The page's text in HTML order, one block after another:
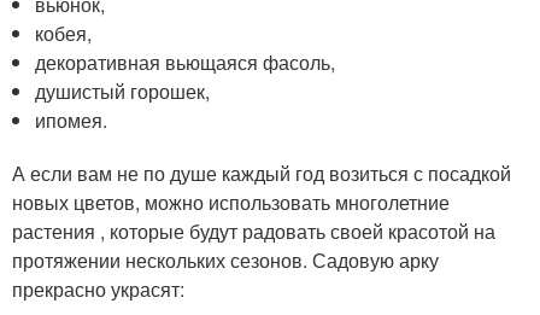
кобея,
декоративная вьющаяся фасоль,
душистый горошек,
ипомея.
А если вам не по душе каждый год возиться с посадкой
новых цветов, можно использовать многолетние
растения , которые будут радовать своей красотой на
протяжении нескольких сезонов. Садовую арку
прекрасно украсят: